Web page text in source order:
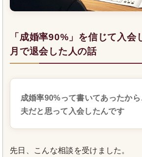
「成婚率90%」を信じて入会
月で退会した人の話
成婚率90%って書いてあったか
夫だと思って入会したんです
先日、こんな相談を受けました。